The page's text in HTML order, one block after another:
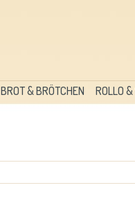
BROT & BRÖTCHEN ROLLO